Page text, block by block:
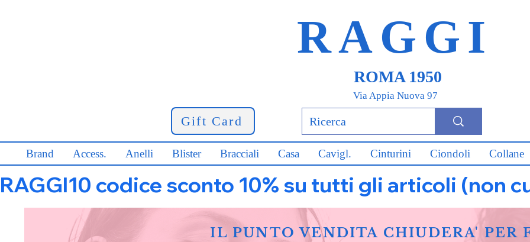
RAGGI
ROMA 1950
Via Appia Nuova 97
Gift Card
Brand Access. Anelli Blister Bracciali Casa Cavigl. Cinturini Ciondoli Collane
RAGGI10 codice sconto 10% su tutti gli articoli (non
IL PUNTO VENDITA CHIUDERA' PER